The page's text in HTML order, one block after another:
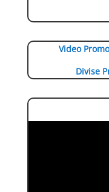
Video
Divise